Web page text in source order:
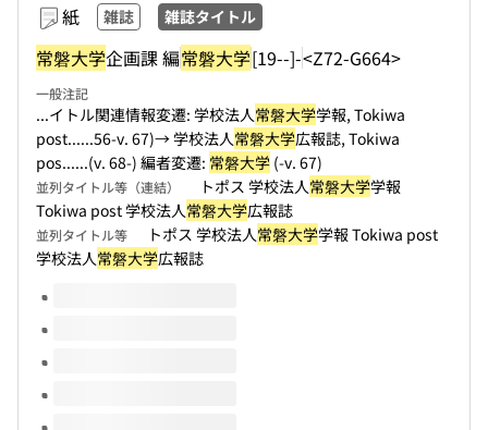
紙 雑誌 雑誌タイトル
常磐大学企画課 編常磐大学[19--]-<Z72-G664>
一般注記
...イトル関連情報変遷: 学校法人常磐大学学報, Tokiwa
post......56-v. 67)→ 学校法人常磐大学広報誌, Tokiwa
pos......(v. 68-) 編者変遷: 常磐大学 (-v. 67)
並列タイトル等（連結） トポス 学校法人常磐大学学報
Tokiwa post 学校法人常磐大学広報誌
並列タイトル等 トポス 学校法人常磐大学学報 Tokiwa post
学校法人常磐大学広報誌
このタイトルの巻号